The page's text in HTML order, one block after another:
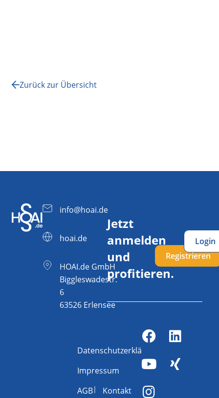
Zurück zur Übersicht
info@hoai.de
hoai.de
HOAI.de GmbH
Biggleswadestr.
6
63526 Erlensee
Jetzt
anmelden
und
profitieren.
Registrieren
Login
Datenschutzerklärung
Impressum
AGB
Kontakt